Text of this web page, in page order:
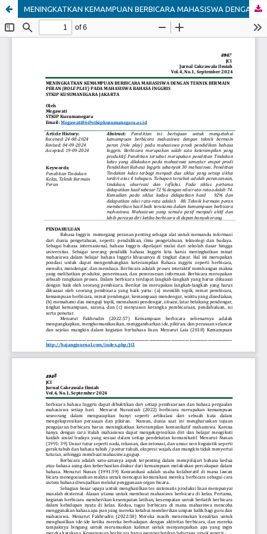
MENINGKATKAN KEMAMPUAN BERBICARA MAHASISWA DENGAN TEKNIK BERMAIN PERAN (ROLE PLAY) PADA MAHASISWA BAHASA INGGRIS STKIP KUSUMANEGARA JAKARTA